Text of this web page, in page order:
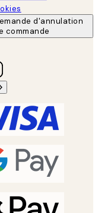
d'annulation
commande